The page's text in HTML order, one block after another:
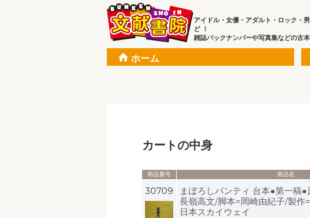
アイドル・女優・アダルト・ロック・
ど ！
雑誌バックナンバーや写真集などの古
ホーム
カートの中身
商品番号 商品名
30709
まぼろしパンティ 台本●第一稿
長嶺高文/脚本=岡崎由紀子/製作
日本スカイウェイ